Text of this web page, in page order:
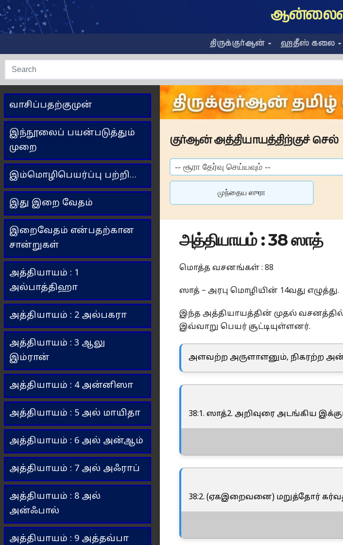
Skip
to
content
ஆன்லைன்
திருக்குர்ஆன் ஹதீஸ் கலை
வாசிப்பதற்குமுன்
இந்நூலைப் பயன்படுத்தும்
முறை
இம்மொழிபெயர்ப்பு பற்றி…
இது இறை வேதம்
இறைவேதம் என்பதற்கான
சான்றுகள்
அத்தியாயம் : 1
அல்பாத்திஹா
அத்தியாயம் : 2 அல்பகரா
அத்தியாயம் : 3 ஆலு
இம்ரான்
அத்தியாயம் : 4 அன்னிஸா
அத்தியாயம் : 5 அல் மாயிதா
அத்தியாயம் : 6 அல் அன்ஆம்
அத்தியாயம் : 7 அல் அஃராப்
அத்தியாயம் : 8 அல்
அன்ஃபால்
அத்தியாயம் : 9 அத்தவ்பா
குர்ஆன் அத்தியாயத்திற்குச் செல்
முந்தைய ஸுரா
அத்தியாயம் : 38 ஸாத்
மொத்த வசனங்கள் : 88
ஸாத் – அரபு மொழியின் 14வது எழுத்து.
இந்த அத்தியாயத்தின் முதல்
இவ்வாறு பெயர் சூட்டியுள்ளனர்.
அளவற்ற அருளாளனும், நிகரற்ற
38:1. ஸாத்2. அறிவுரை அடங்கிய
38:2. (ஏகஇறைவனை) மறுத்தோர்